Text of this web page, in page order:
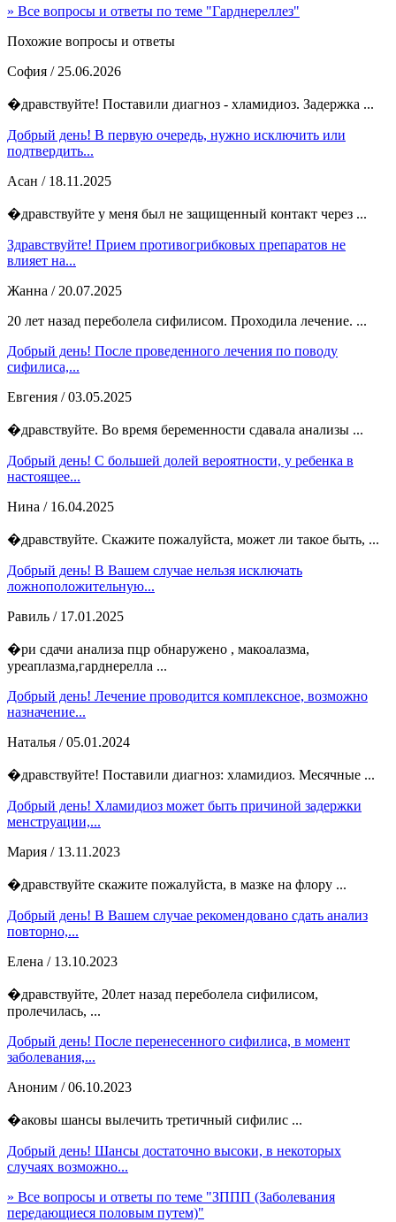
» Все вопросы и ответы по теме "Гарднереллез"
Похожие вопросы и ответы
София / 25.06.2026
�дравствуйте! Поставили диагноз - хламидиоз. Задержка ...
Добрый день! В первую очередь, нужно исключить или
подтвердить...
Асан / 18.11.2025
�дравствуйте у меня был не защищенный контакт через ...
Здравствуйте! Прием противогрибковых препаратов не
влияет на...
Жанна / 20.07.2025
20 лет назад переболела сифилисом. Проходила лечение. ...
Добрый день! После проведенного лечения по поводу
сифилиса,...
Евгения / 03.05.2025
�дравствуйте. Во время беременности сдавала анализы ...
Добрый день! С большей долей вероятности, у ребенка в
настоящее...
Нина / 16.04.2025
�дравствуйте. Скажите пожалуйста, может ли такое быть, ...
Добрый день! В Вашем случае нельзя исключать
ложноположительную...
Равиль / 17.01.2025
�ри сдачи анализа пцр обнаружено , макоалазма,
уреаплазма,гарднерелла ...
Добрый день! Лечение проводится комплексное, возможно
назначение...
Наталья / 05.01.2024
�дравствуйте! Поставили диагноз: хламидиоз. Месячные ...
Добрый день! Хламидиоз может быть причиной задержки
менструации,...
Мария / 13.11.2023
�дравствуйте скажите пожалуйста, в мазке на флору ...
Добрый день! В Вашем случае рекомендовано сдать анализ
повторно,...
Елена / 13.10.2023
�дравствуйте, 20лет назад переболела сифилисом,
пролечилась, ...
Добрый день! После перенесенного сифилиса, в момент
заболевания,...
Аноним / 06.10.2023
�аковы шансы вылечить третичный сифилис ...
Добрый день! Шансы достаточно высоки, в некоторых
случаях возможно...
» Все вопросы и ответы по теме "ЗППП (Заболевания
передающиеся половым путем)"